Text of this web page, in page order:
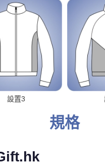
設置3
規格